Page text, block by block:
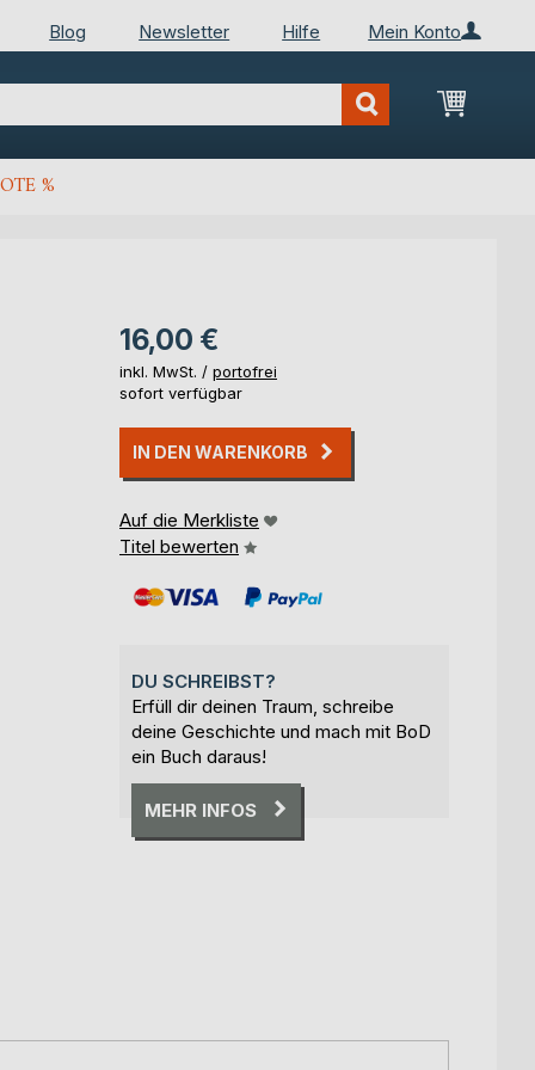
Mein Konto
Blog Newsletter Hilfe
Mein
%
16,00 €
inkl. MwSt. / portofrei
sofort verfügbar
IN DEN WARENKORB
Auf die Merkliste
Titel bewerten
DU SCHREIBST?
Erfüll dir deinen Traum, schreibe
deine Geschichte und mach mit BoD
ein Buch daraus!
MEHR INFOS